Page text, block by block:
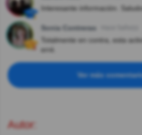
Interesante información.
Sonia Contreras
Totalmente en contra, esta
erré.
Ver más
Autor: